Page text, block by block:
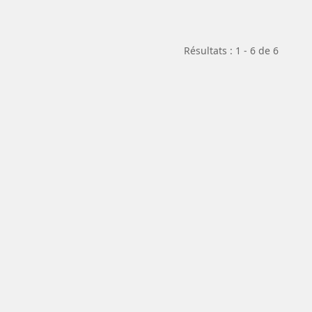
Résultats : 1 - 6 de 6